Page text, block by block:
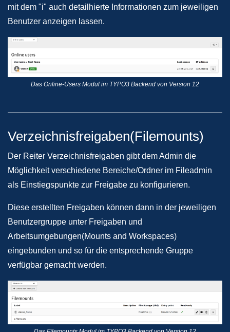
mit dem "i" auch detailhierte Informationen zum jeweiligen
Benutzer anzeigen lassen.
Das Online-Users Modul im TYPO3 Backend von Version 12
Verzeichnisfreigaben(Filemounts)
Der Reiter Verzeichnisfreigaben gibt dem Admin die
Möglichkeit verschiedene Bereiche/Ordner im Fileadmin
als Einstiegspunkte zur Freigabe zu konfigurieren.
Diese erstellten Freigaben können dann in der jeweiligen
Benutzergruppe unter Freigaben und
Arbeitsumgebungen(Mounts and Workspaces)
eingebunden und so für die entsprechende Gruppe
verfügbar gemacht werden.